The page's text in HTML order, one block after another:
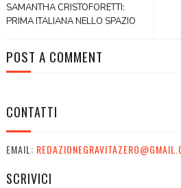
SAMANTHA CRISTOFORETTI:
PRIMA ITALIANA NELLO SPAZIO
POST A COMMENT
CONTATTI
EMAIL:
SCRIVICI